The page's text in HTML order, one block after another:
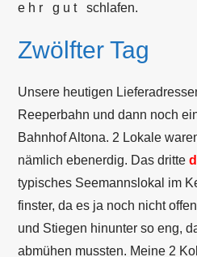
e h r g u t schlafen.
Zwölfter Tag
Unsere heutigen
Reeperbahn und dann noch
Bahnhof Altona. 2 Lokale
nämlich ebenerdig. Das dritte
typisches Seemannslokal im
finster, da es ja noch nicht
und Stiegen hinunter so eng,
abmühen mussten. Meine 2